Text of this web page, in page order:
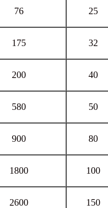
76 25
175 32
200 40
580 50
900 80
1800 100
2600 150